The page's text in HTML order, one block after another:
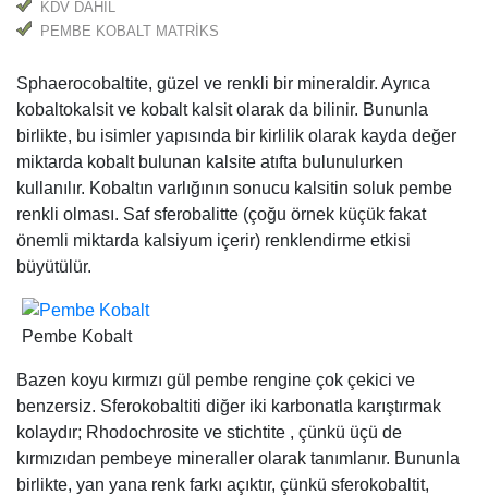
KDV DAHİL
PEMBE KOBALT MATRİKS
Sphaerocobaltite, güzel ve renkli bir mineraldir. Ayrıca
kobaltokalsit ve kobalt kalsit olarak da bilinir. Bununla
birlikte, bu isimler yapısında bir kirlilik olarak kayda değer
miktarda kobalt bulunan kalsite atıfta bulunulurken
kullanılır. Kobaltın varlığının sonucu kalsitin soluk pembe
renkli olması. Saf sferobalitte (çoğu örnek küçük fakat
önemli miktarda kalsiyum içerir) renklendirme etkisi
büyütülür.
Pembe Kobalt
Bazen koyu kırmızı gül pembe rengine çok çekici ve
benzersiz. Sferokobaltiti diğer iki karbonatla karıştırmak
kolaydır; Rhodochrosite ve stichtite , çünkü üçü de
kırmızıdan pembeye mineraller olarak tanımlanır. Bununla
birlikte, yan yana renk farkı açıktır, çünkü sferokobaltit,